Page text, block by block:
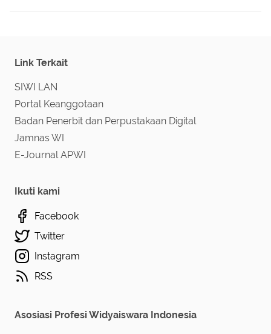
Link Terkait
SIWI LAN
Portal Keanggotaan
Badan Penerbit dan Perpustakaan Digital
Jamnas WI
E-Journal APWI
Ikuti kami
Facebook
Twitter
Instagram
RSS
Asosiasi Profesi Widyaiswara Indonesia